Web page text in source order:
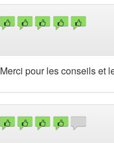
Merci pour les conseils et